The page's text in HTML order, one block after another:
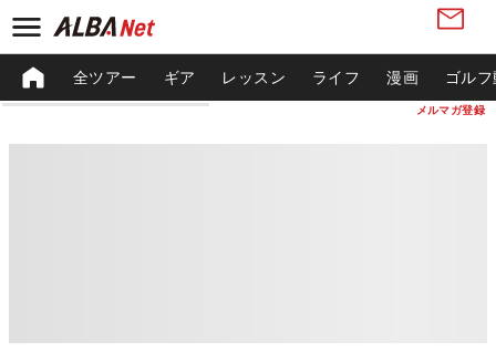
メルマガ登録
全ツアー ギア レッスン ライフ 漫画 ゴル